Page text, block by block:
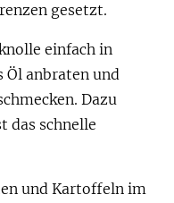
gesetzt.
einfach in
Öl anbraten und
Dazu
das schnelle
und Kartoffeln im